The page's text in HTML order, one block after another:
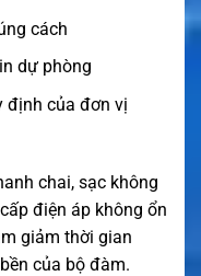
cách
dự phòng
định của đơn vị
chai, sạc không
điện áp không ổn
giảm thời gian
của bộ đàm.